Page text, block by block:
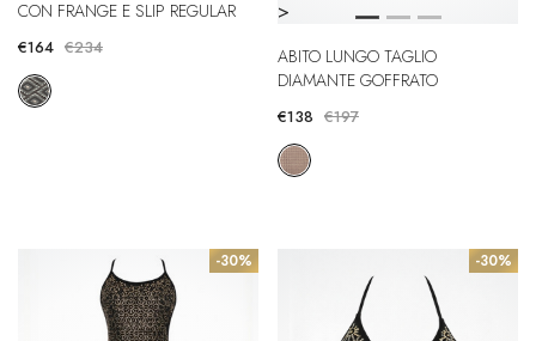
CON FRANGE E SLIP REGULAR
€164 €234
>
ABITO LUNGO TAGLIO
DIAMANTE GOFFRATO
€138 €197
-30% -30%